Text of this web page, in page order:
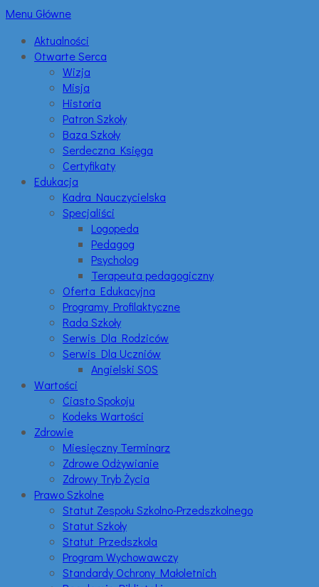
Menu Główne
Aktualności
Otwarte Serca
Wizja
Misja
Historia
Patron Szkoły
Baza Szkoły
Serdeczna Księga
Certyfikaty
Edukacja
Kadra Nauczycielska
Specjaliści
Logopeda
Pedagog
Psycholog
Terapeuta pedagogiczny
Oferta Edukacyjna
Programy Profilaktyczne
Rada Szkoły
Serwis Dla Rodziców
Serwis Dla Uczniów
Angielski SOS
Wartości
Ciasto Spokoju
Kodeks Wartości
Zdrowie
Miesięczny Terminarz
Zdrowe Odżywianie
Zdrowy Tryb Życia
Prawo Szkolne
Statut Zespołu Szkolno-Przedszkolnego
Statut Szkoły
Statut Przedszkola
Program Wychowawczy
Standardy Ochrony Małoletnich